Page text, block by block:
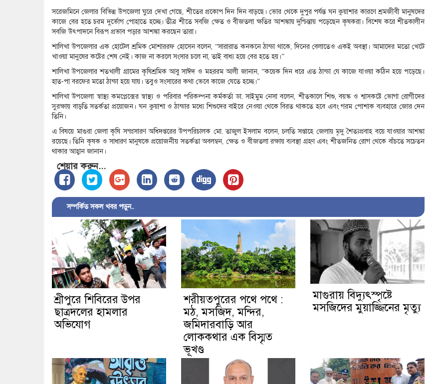
সরেজমিনে জেলার বিভিন্ন উপজেলা ঘুরে দেখা গেছে, শীতের প্রকোপ দিন দিন বাড়ছে। ভোর থেকে দুপুর পর্যন্ত ঘন কুয়াশার কারণে শ্রমজীবী মানুষদের
কাজে বের হতে চরম দুর্ভোগ পোহাতে হচ্ছে। তীব্র শীতে সবজি ক্ষেত ও বীজতলা ক্ষতির আশঙ্কায় দুশ্চিন্তায় পড়েছেন কৃষকরা। বিশেষ করে শীতকালীন
সবজি উৎপাদনে বিরূপ প্রভাব পড়ার আশঙ্কা করছেন তারা।
শালিখা উপজেলার এক হোটেল শ্রমিক মোশাররফ হোসেন বলেন, “সারারাত কনকনে ঠান্ডা থাকে, দিনের বেলাতেও একই অবস্থা। আমাদের মতো খেটে
খাওয়া মানুষের কষ্টের শেষ নেই। কাজ না করলে সংসার চলে না, তাই বাধ্য হয়ে বের হতে হয়।”
শালিখা উপজেলার শতখালী গ্রামের কৃষিশ্রমিক আবু সাঈদ ও মহররম আলী জানান, “কয়েক দিন ধরে এত ঠান্ডা যে কাজে যাওয়া কঠিন হয়ে পড়েছে।
হাত-পা বরফের মতো ঠান্ডা হয়ে যায়। তবুও সংসারের কথা ভেবে কাজে যেতে হচ্ছে।”
শালিখা উপজেলা স্বাস্থ্য কমপ্লেক্সের স্বাস্থ্য ও পরিবার পরিকল্পনা কর্মকর্তা ডা. সাইমুম নেসা বলেন, শীতকালে শিশু, বয়স্ক ও শ্বাসকষ্টে ভোগা রোগীদের
সুরক্ষায় বাড়তি সতর্কতা প্রয়োজন। ঘন কুয়াশা ও ঠান্ডার মধ্যে শিশুদের বাইরে নেওয়া থেকে বিরত থাকতে হবে এবং গরম পোশাক ব্যবহারে জোর দেন
তিনি।
এ বিষয়ে মাগুরা জেলা কৃষি সম্প্রসারণ অধিদপ্তরের উপপরিচালক মো. তাজুল ইসলাম বলেন, চলতি সপ্তাহে জেলায় মৃদু শৈত্যপ্রবাহ বয়ে যাওয়ার আশঙ্কা
রয়েছে। তিনি কৃষক ও সাধারণ মানুষকে প্রয়োজনীয় সতর্কতা অবলম্বন, ক্ষেত ও বীজতলা রক্ষায় ব্যবস্থা গ্রহণ এবং শীতজনিত রোগ থেকে বাঁচতে সচেতন
থাকার আহ্বান জানান।
শেয়ার করুন...
সম্পর্কিত সকল খবর পড়ুন..
শ্রীপুরে শিবিরের উপর
ছাত্রদলের হামলার
অভিযোগ
শরীয়তপুরের পথে পথে :
মঠ, মসজিদ, মন্দির,
জমিদারবাড়ি আর
লোককথার এক বিস্মৃত
ভূখণ্ড
মাগুরায় বিদ্যুৎস্পৃষ্টে
মসজিদের মুয়াজ্জিনের মৃত্যু